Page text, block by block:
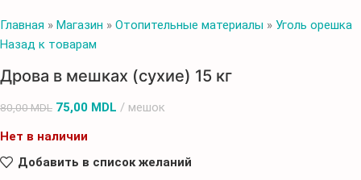
Главная » Магазин » Отопительные материалы » Уголь орешка
Назад к товарам
Дрова в мешках (сухие) 15 кг
80,00MDL 75,00 MDL
мешок
Нет в наличии
Добавить в список желаний